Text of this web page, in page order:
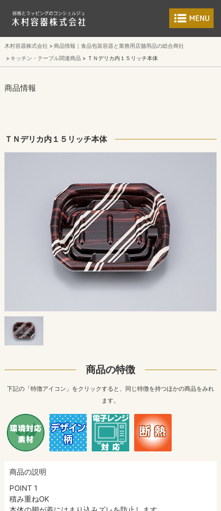
食品包装容器と
木村容器株式会社
商品情報｜食品包装容器と業務用店舗用品の総合商社
キッチン・テーブル関連商品
ＴＮデリカ内１５リッチ本体
商品情報
ＴＮデリカ内１５リッチ本体
商品の特徴
下記の「特徴アイコン」をクリックすると、同じ特徴を持つほかの商品をみれ
ます。
商品の説明
POINT 1
積み重ねOK